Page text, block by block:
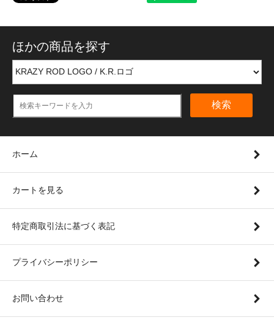
ほかの商品を探す
検索
ホーム
カートを見る
特定商取引法に基づく表記
プライバシーポリシー
お問い合わせ